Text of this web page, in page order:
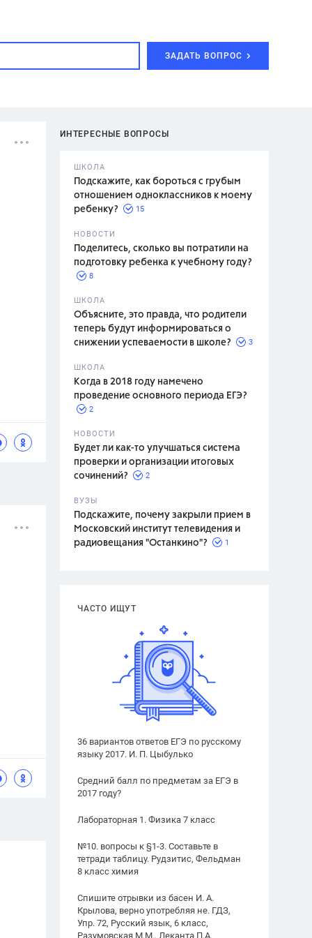
ЗАДАТЬ ВОПРОС
ИНТЕРЕСНЫЕ ВОПРОСЫ
ШКОЛА
Подскажите, как бороться с грубым
отношением одноклассников к моему
ребенку?
15
НОВОСТИ
Поделитесь, сколько вы потратили на
подготовку ребенка к учебному году?
8
ШКОЛА
Объясните, это правда, что родители
теперь будут информироваться о
снижении успеваемости в школе?
3
ШКОЛА
Когда в 2018 году намечено
проведение основного периода ЕГЭ?
2
НОВОСТИ
Будет ли как-то улучшаться система
проверки и организации итоговых
сочинений?
2
ВУЗЫ
Подскажите, почему закрыли прием в
Московский институт телевидения и
радиовещания "Останкино"?
1
ЧАСТО ИЩУТ
36 вариантов ответов ЕГЭ по русскому
языку 2017. И. П. Цыбулько
Средний балл по предметам за ЕГЭ в
2017 году?
Лабораторная 1. Физика 7 класс
№10. вопросы к §1-3. Составьте в
тетради таблицу. Рудзитис, Фельдман
8 класс химия
Спишите отрывки из басен И. А.
Крылова, верно употребляя не. ГДЗ,
Упр. 72, Русский язык, 6 класс,
Разумовская М.М., Леканта П.А.